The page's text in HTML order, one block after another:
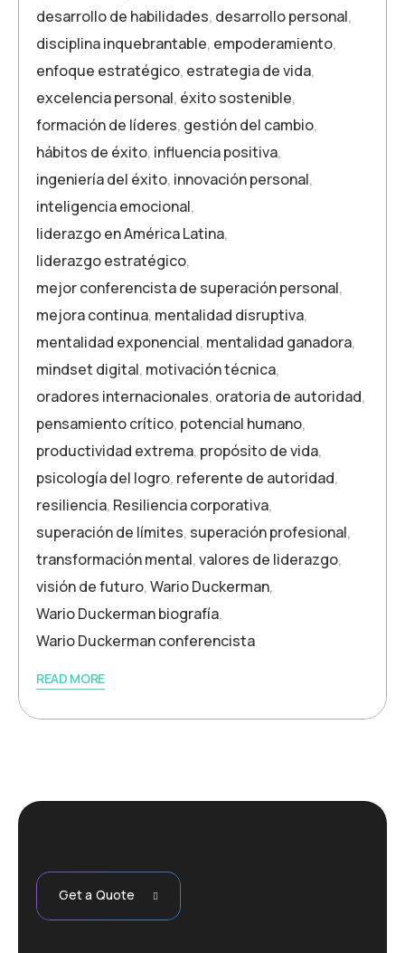
desarrollo de habilidades, desarrollo personal,
disciplina inquebrantable, empoderamiento,
enfoque estratégico, estrategia de vida,
excelencia personal, éxito sostenible,
formación de líderes, gestión del cambio,
hábitos de éxito, influencia positiva,
ingeniería del éxito, innovación personal,
inteligencia emocional,
liderazgo en América Latina,
liderazgo estratégico,
mejor conferencista de superación personal,
mejora continua, mentalidad disruptiva,
mentalidad exponencial, mentalidad ganadora,
mindset digital, motivación técnica,
oradores internacionales, oratoria de autoridad,
pensamiento crítico, potencial humano,
productividad extrema, propósito de vida,
psicología del logro, referente de autoridad,
resiliencia, Resiliencia corporativa,
superación de límites, superación profesional,
transformación mental,valores de liderazgo,
visión de futuro,Wario Duckerman,
Wario Duckerman biografía,
Wario Duckerman conferencista
READ MORE
Get a Quote